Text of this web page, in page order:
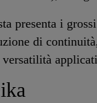
presenta i
di